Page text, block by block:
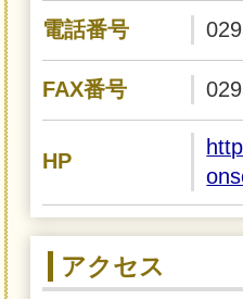
電話番号
FAX番号
HP
アクセス